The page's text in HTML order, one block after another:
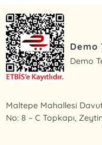
Demo
Demo
Maltepe Mahallesi
No: 8 – C Topkapı,